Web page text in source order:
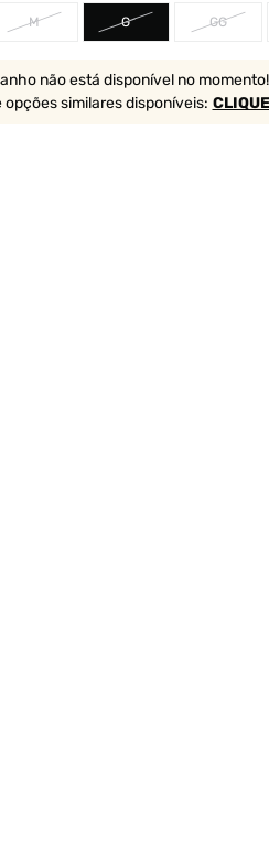
M G GG
não está disponível no momento!
opções similaresdisponíveis: